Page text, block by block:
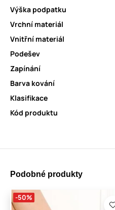
Výška podpatku
Vrchní materiál
Vnitřní materiál
Podešev
Zapínání
Barva kování
Klasifikace
Kód produktu
Podobné produkty
-50%